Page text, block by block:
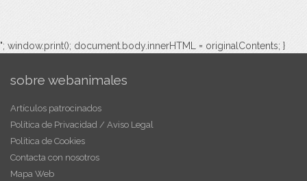
"; window.print(); document.body.innerHTML = originalContents; }
sobre webanimales
Artículos patrocinados
Política de Privacidad / Aviso Legal
Política de Cookies
Contacta con nosotros
Mapa Web